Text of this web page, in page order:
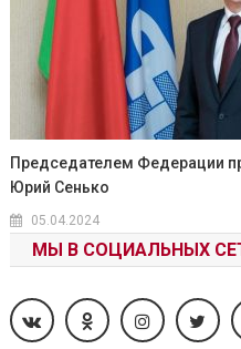
Председателем Федерации
Юрий Сенько
05.04.2024
МЫ В СОЦИАЛЬНЫХ